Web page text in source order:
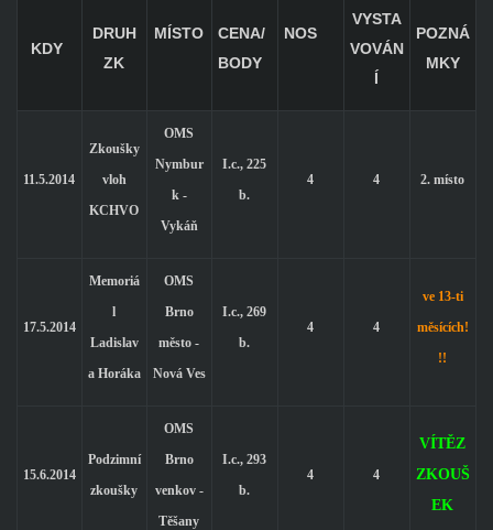
KDY
DRUH
ZK
MÍSTO
CENA/
BODY
NOS
VYSTA
VOVÁN
Í
POZNÁ
MKY
11.5.2014
Zkoušky
vloh
KCHVO
OMS
Nymbur
k -
Vykáň
I.c., 225
b.
4 4 2. místo
17.5.2014
Memoriá
l
Ladislav
a Horáka
OMS
Brno
město -
Nová Ves
I.c., 269
b.
4 4
ve 13-ti
měsících!
!!
15.6.2014
Podzimní
zkoušky
OMS
Brno
venkov -
Těšany
I.c., 293
b.
4 4
VÍTĚZ
ZKOUŠ
EK